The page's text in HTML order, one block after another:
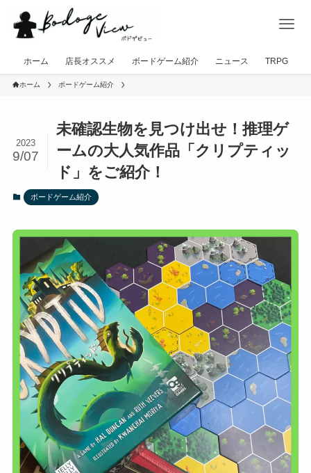
ホーム 店長オススメ ボードゲーム紹介 ニュース TRPG
ホーム ボードゲーム紹介
未確認生物を見つけ出せ！推理ゲ
ームの大人気作品「クリプティッ
ド」をご紹介！
2023
9/07
ボードゲーム紹介